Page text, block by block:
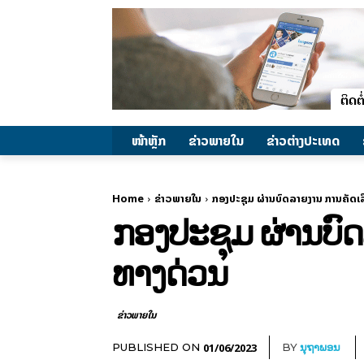
ໜ້າຫຼັກ ຂ່າວພາຍ​ໃນ ຂ່າວຕ່າງປະເທດ
Home ຂ່າວພາຍ​ໃນ ກອງປະຊຸມ ຜ່ານບົດລາຍງານ ການຄັດ
ກອງປະຊຸມ ຜ່ານບົ
ທາງດ່ວນ
ຂ່າວພາຍ​ໃນ
PUBLISHED ON 01/06/2023 BYນຸຖາພອນ